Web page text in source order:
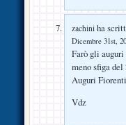
zachini ha
Dicembre 31st,
Farò gli auguri
meno sfiga del
Auguri
Vdz